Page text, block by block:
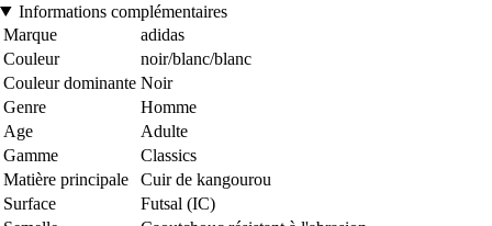
Informations complémentaires
Marque
adidas
Couleur
noir/blanc/blanc
Couleur dominante Noir
Genre
Homme
Age
Adulte
Gamme
Classics
Matière principale
Cuir de kangourou
Surface
Futsal (IC)